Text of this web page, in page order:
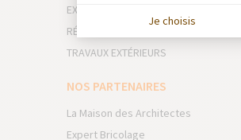
EXTENSION
RÉNOVATION INTÉRIEURE
TRAVAUX EXTÉRIEURS
NOS PARTENAIRES
La Maison des Architectes
Expert Bricolage
Je choisis